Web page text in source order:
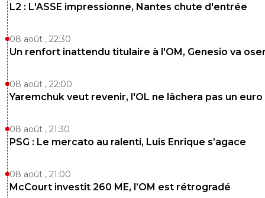
L2 : L'ASSE impressionne, Nantes chute d'entrée
08 août , 22:30
Un renfort inattendu titulaire à l'OM, Genesio va
08 août , 22:00
Yaremchuk veut revenir, l'OL ne lâchera pas un euro
08 août , 21:30
PSG : Le mercato au ralenti, Luis Enrique s’agace
08 août , 21:00
McCourt investit 260 ME, l’OM est rétrogradé